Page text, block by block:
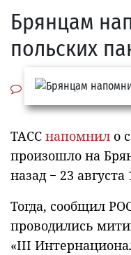
Брянцам
польских
ТАСС напомнил о
произошло на
назад − 23 августа
Тогда, сообщил
проводились
«III